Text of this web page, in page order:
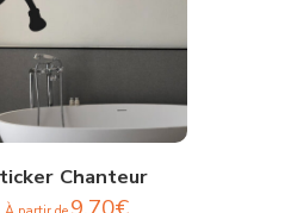
Chanteur